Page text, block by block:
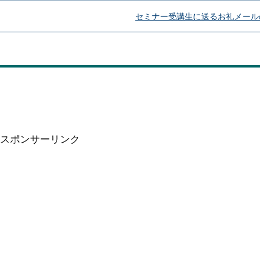
セミナー受講生に送るお礼メー
スポンサーリンク